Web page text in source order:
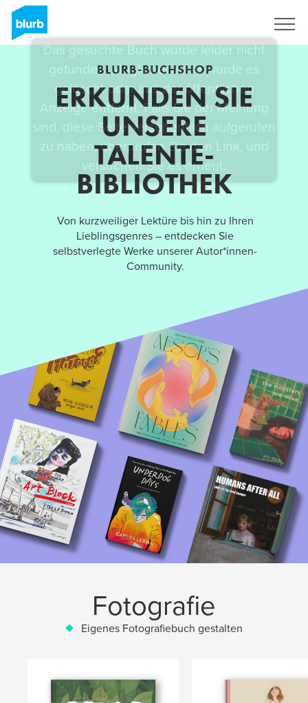
BLURB-BUCHSHOP
ERKUNDEN SIE
UNSERE
TALENTE-
BIBLIOTHEK
Von kurzweiliger Lektüre bis hin zu Ihren
Lieblingsgenres – entdecken Sie
selbstverlegte Werke unserer Autor*innen-
Community.
Fotografie
Eigenes Fotografiebuch gestalten